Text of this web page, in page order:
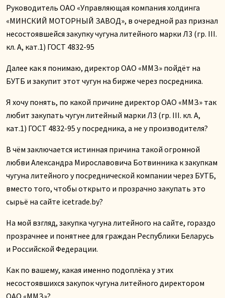
Руководитель ОАО «Управляющая компания холдинга
«МИНСКИЙ МОТОРНЫЙ ЗАВОД», в очередной раз признал
несостоявшейся закупку чугуна литейного марки Л3 (гр. III.
кл. А, кат.1) ГОСТ 4832-95
Далее как я понимаю, директор ОАО «ММЗ» пойдёт на
БУТБ и закупит этот чугун на бирже через посредника.
Я хочу понять, по какой причине директор ОАО «ММЗ» так
любит закупать чугун литейный марки Л3 (гр. III. кл. А,
кат.1) ГОСТ 4832-95 у посредника, а не у производителя?
В чём заключается истинная причина такой огромной
любви Александра Мирославовича Ботвинника к закупкам
чугуна литейного у посреднической компании через БУТБ,
вместо того, чтобы открыто и прозрачно закупать это
сырьё на сайте icetrade.by?
На мой взгляд, закупка чугуна литейного на сайте, гораздо
прозрачнее и понятнее для граждан Республики Беларусь
и Российской Федерации.
Как по вашему, какая именно подоплёка у этих
несостоявшихся закупок чугуна литейного директором